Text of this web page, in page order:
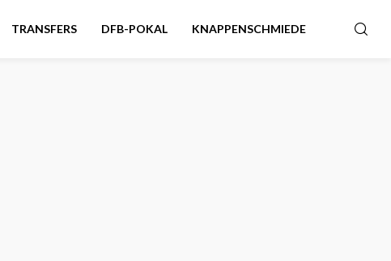
TRANSFERS DFB-POKAL KNAPPENSCHMIEDE